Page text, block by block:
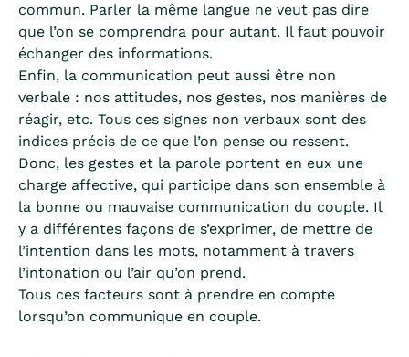
commun. Parler la même langue ne veut pas dire
que l’on se comprendra pour autant. Il faut pouvoir
échanger des informations.
Enfin, la communication peut aussi être non
verbale : nos attitudes, nos gestes, nos manières de
réagir, etc. Tous ces signes non verbaux sont des
indices précis de ce que l’on pense ou ressent.
Donc, les gestes et la parole portent en eux une
charge affective, qui participe dans son ensemble à
la bonne ou mauvaise communication du couple. Il
y a différentes façons de s’exprimer, de mettre de
l’intention dans les mots, notamment à travers
l’intonation ou l’air qu’on prend.
Tous ces facteurs sont à prendre en compte
lorsqu’on communique en couple.